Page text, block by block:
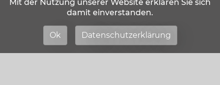
sich auf unseren zuvor geforderten
Alle Artikel solange der Vorrat reicht!
Änderungen und Irrtürmer vorbehalten.
Abbildungen ähnlich.
Mit der Nutzung unserer Website erklären Sie sich
damit einverstanden.
Ok Datenschutzerklärung